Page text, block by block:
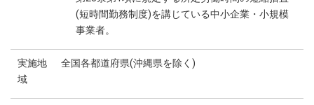
(短時間勤務制度)を講じている中小企業・小規模
事業者。
実施地
域
全国各都道府県(沖縄県を除く)